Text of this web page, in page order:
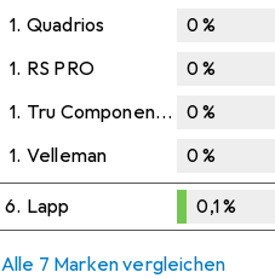
1. Quadrios 0%
1. RS PRO 0%
1.
Tru Components 0%
1. Velleman 0%
6. Lapp
0,1%
0,1%
Alle 7 Marken vergleichen